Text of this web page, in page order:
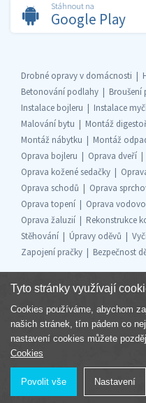
Stáhnout na
Google Play
Drobné opravy v domácnosti
Betonování podlahy
Broušení
Instalace bojleru
Instalace
Malování bytu
Montáž
Montáž nábytku
Montáž
Oprava bojleru
Oprava dveří
Oprava kožené sedačky
Oprava schodů
Oprava
Oprava topení
Oprava
Oprava žaluzií
Rekonstrukce
Stěhování
Úpravy oděvů
Zapojení pračky
Bezpečnost
Součást skupiny
Tyto stránky využívají
Cookies používáme, abychom
našich stránek, tím pádem co
nastavení cookies můžete
Cookies
Povolit vše Nastavení